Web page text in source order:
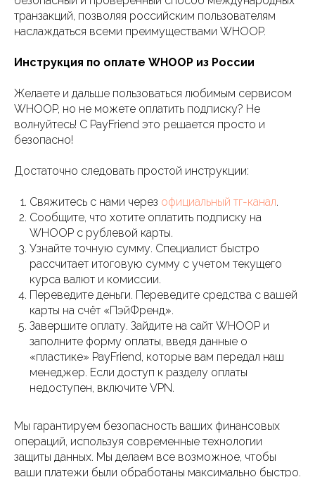
транзакций, позволяя российским пользователям
наслаждаться всеми преимуществами WHOOP.
Инструкция по оплате WHOOP из России
Желаете и дальше пользоваться любимым сервисом
WHOOP, но не можете оплатить подписку? Не
волнуйтесь! С PayFriend это решается просто и
безопасно!
Достаточно следовать простой инструкции:
Свяжитесь с нами через официальный тг-канал.
Сообщите, что хотите оплатить подписку на
WHOOP с рублевой карты.
Узнайте точную сумму. Специалист быстро
рассчитает итоговую сумму с учетом текущего
курса валют и комиссии.
Переведите деньги. Переведите средства с вашей
карты на счёт «ПэйФренд».
Завершите оплату. Зайдите на сайт WHOOP и
заполните форму оплаты, введя данные о
«пластике» PayFriend, которые вам передал наш
менеджер. Если доступ к разделу оплаты
недоступен, включите VPN.
Мы гарантируем безопасность ваших финансовых
операций, используя современные технологии
защиты данных. Мы делаем все возможное, чтобы
ваши платежи были обработаны максимально быстро.